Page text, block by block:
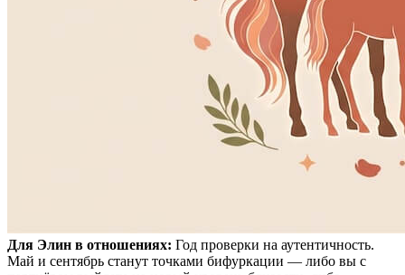
Для Элин в отношениях: Год проверки на аутентичность.
Май и сентябрь станут точками бифуркации — либо вы с